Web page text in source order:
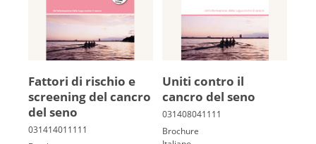
Deutsch
Français
Fattori di ri­schio e
screening del cancro
del seno
Uniti contro il
cancro del seno
Brochure